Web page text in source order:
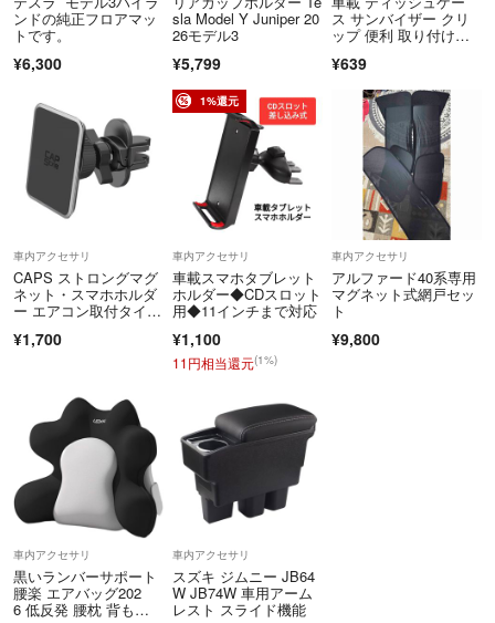
ンドの純正フロアマッ
トです。
¥6,300
sla Model Y Juniper 20
26モデル3
¥5,799
ス サンバイザー クリ
ップ 便利 取り付け簡
¥639
車内アクセサリ
CAPS ストロングマグ
ネット・スマホホルダ
ー エアコン取付タイ
¥1,700
1%還元
車内アクセサリ
車載スマホタブレット
ホルダー◆CDスロット
用◆11インチまで対応
¥1,100
11円相当還元(1%)
車内アクセサリ
アルファード40系専用
マグネット式網戸セッ
ト
¥9,800
車内アクセサリ
黒いランバーサポート
腰楽 エアバッグ202
6 低反発 腰枕 背もた
車内アクセサリ
スズキ ジムニー JB64
W JB74W 車用アーム
レスト スライド機能